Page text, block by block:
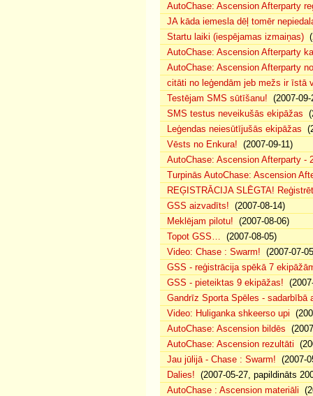
AutoChase: Ascension Afterparty
JA kāda iemesla dēļ tomēr
Startu laiki (iespējamas izmaiņas)
AutoChase: Ascension Afterparty
AutoChase: Ascension Afterparty
citāti no leģendām jeb mežs ir īstā
Testējam SMS sūtīšanu! (2007-09-
SMS testus neveikušās ekipāžas
Leģendas neiesūtījušās ekipāžas
Vēsts no Enkura! (2007-09-11)
AutoChase: Ascension Afterparty -
Turpinās AutoChase: Ascension
REĢISTRĀCIJA SLĒGTA!
GSS aizvadīts! (2007-08-14)
Meklējam pilotu! (2007-08-06)
Topot GSS… (2007-08-05)
Video: Chase : Swarm! (2007-07-
GSS - reģistrācija spēkā 7
GSS - pieteiktas 9 ekipāžas!
Gandrīz Sporta Spēles - sadarbībā
Video: Huliganka shkeerso upi
AutoChase: Ascension bildēs
AutoChase: Ascension rezultāti
Jau jūlijā - Chase : Swarm! (2007-
Dalies! (2007-05-27, papildināts
AutoChase : Ascension materiāli